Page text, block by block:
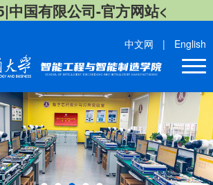
中国有限公司-官方网站<
中文网 | English